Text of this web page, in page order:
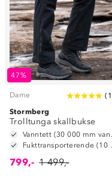
47%
Dame (
Stormberg
Trolltunga skallbukse
799,- 1 499,-